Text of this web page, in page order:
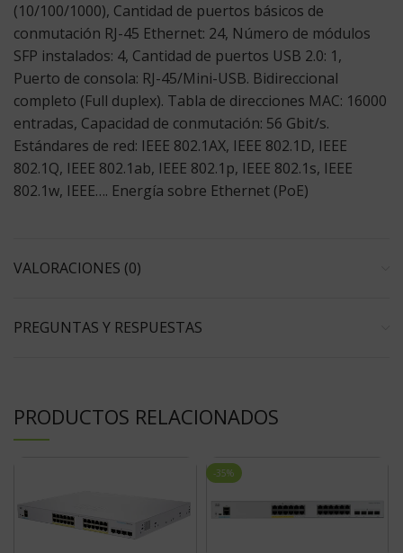
(10/100/1000), Cantidad de puertos básicos de
conmutación RJ-45 Ethernet: 24, Número de módulos
SFP instalados: 4, Cantidad de puertos USB 2.0: 1,
Puerto de consola: RJ-45/Mini-USB. Bidireccional
completo (Full duplex). Tabla de direcciones MAC: 16000
entradas, Capacidad de conmutación: 56 Gbit/s.
Estándares de red: IEEE 802.1AX, IEEE 802.1D, IEEE
802.1Q, IEEE 802.1ab, IEEE 802.1p, IEEE 802.1s, IEEE
802.1w, IEEE…. Energía sobre Ethernet (PoE)
VALORACIONES (0)
PREGUNTAS Y RESPUESTAS
PRODUCTOS RELACIONADOS
-35%